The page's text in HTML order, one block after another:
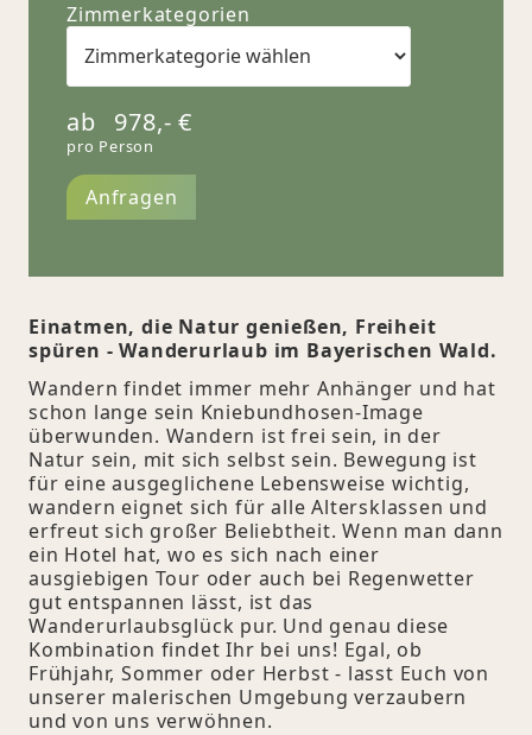
Zimmerkategorien
ab 978,-€
pro Person
Anfragen
Einatmen, die Natur genießen, Freiheit
spüren - Wanderurlaub im Bayerischen Wald.
Wandern findet immer mehr Anhänger und hat
schon lange sein Kniebundhosen-Image
überwunden. Wandern ist frei sein, in der
Natur sein, mit sich selbst sein. Bewegung ist
für eine ausgeglichene Lebensweise wichtig,
wandern eignet sich für alle Altersklassen und
erfreut sich großer Beliebtheit. Wenn man dann
ein Hotel hat, wo es sich nach einer
ausgiebigen Tour oder auch bei Regenwetter
gut entspannen lässt, ist das
Wanderurlaubsglück pur. Und genau diese
Kombination findet Ihr bei uns! Egal, ob
Frühjahr, Sommer oder Herbst - lasst Euch von
unserer malerischen Umgebung verzaubern
und von uns verwöhnen.